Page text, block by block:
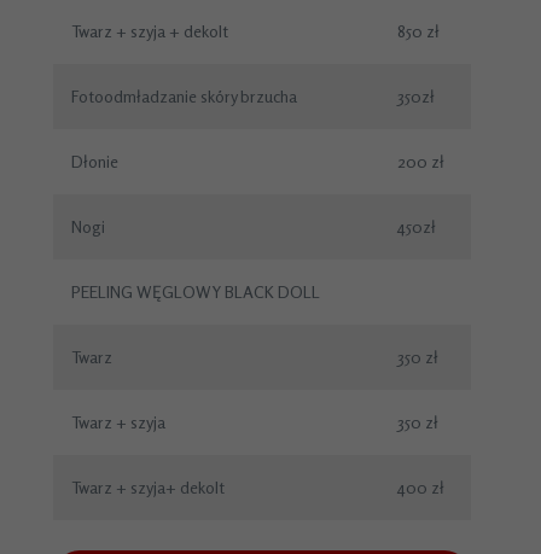
Twarz + szyja + dekolt 850 zł
Fotoodmładzanie skóry brzucha 350zł
Dłonie 200 zł
Nogi 450zł
PEELING WĘGLOWY BLACK DOLL
Twarz 350 zł
Twarz + szyja 350 zł
Twarz + szyja+ dekolt 400 zł